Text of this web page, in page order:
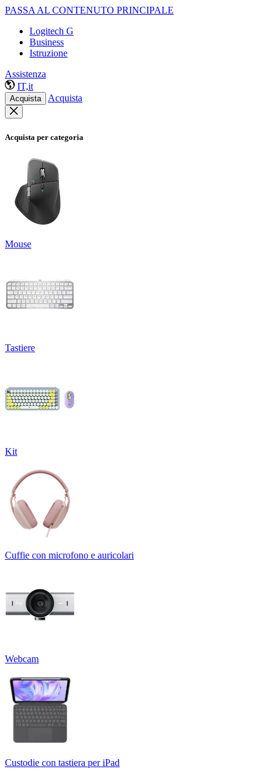
PASSA AL CONTENUTO PRINCIPALE
Logitech G
Business
Istruzione
Assistenza
IT,it
Acquista Acquista
Acquista per categoria
Mouse
Tastiere
Kit
Cuffie con microfono e auricolari
Webcam
Custodie con tastiera per iPad